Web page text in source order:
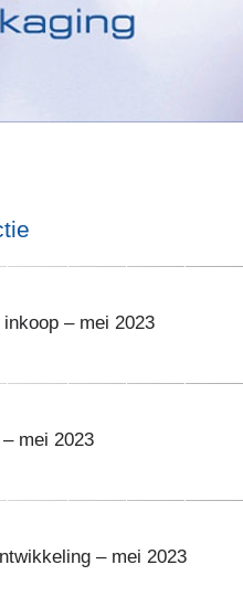
– mei 2023
mei 2023
– mei 2023